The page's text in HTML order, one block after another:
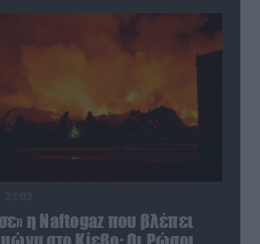
η Naftogaz που βλέπει